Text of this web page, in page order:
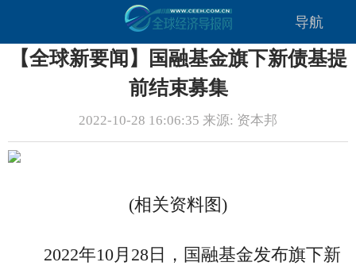
导航
【全球新要闻】国融基金旗下新债基提
前结束募集
2022-10-28 16:06:35 来源: 资本邦
(相关资料图)
2022年10月28日，国融基金发布旗下新